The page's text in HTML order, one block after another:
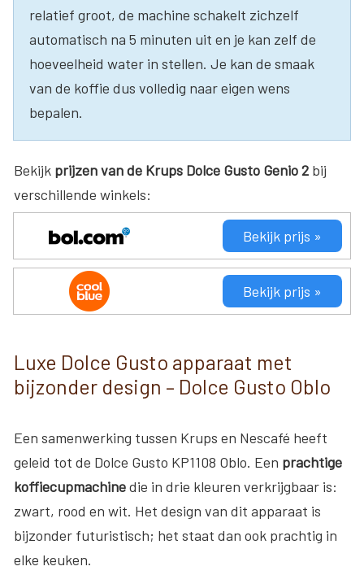
relatief groot, de machine schakelt zichzelf
automatisch na 5 minuten uit en je kan zelf de
hoeveelheid water in stellen. Je kan de smaak
van de koffie dus volledig naar eigen wens
bepalen.
Bekijk prijzen van de Krups Dolce Gusto Genio 2 bij
verschillende winkels:
Bekijk prijs »
Bekijk prijs »
Luxe Dolce Gusto apparaat met
bijzonder design – Dolce Gusto Oblo
Een samenwerking tussen Krups en Nescafé heeft
geleid tot de Dolce Gusto KP1108 Oblo. Een prachtige
koffiecupmachinedie in drie kleuren verkrijgbaar is:
zwart, rood en wit. Het design van dit apparaat is
bijzonder futuristisch; het staat dan ook prachtig in
elke keuken.